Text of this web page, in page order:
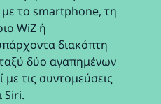
το smartphone, τη
WiZ ή
διακόπτη
δύο αγαπημένων
με τις συντομεύσεις
Siri.